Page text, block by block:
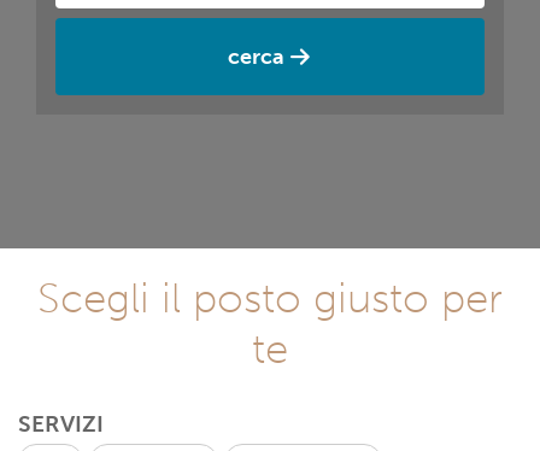
cerca
Scegli il posto giusto per
te
SERVIZI